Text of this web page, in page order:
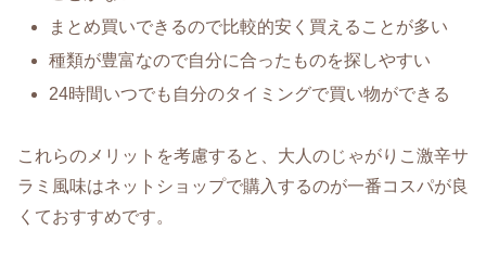
まとめ買いできるので比較的安く買えることが多い
種類が豊富なので自分に合ったものを探しやすい
24時間いつでも自分のタイミングで買い物ができる
これらのメリットを考慮すると、大人のじゃがりこ激辛サ
ラミ風味はネットショップで購入するのが一番コスパが良
くておすすめです。